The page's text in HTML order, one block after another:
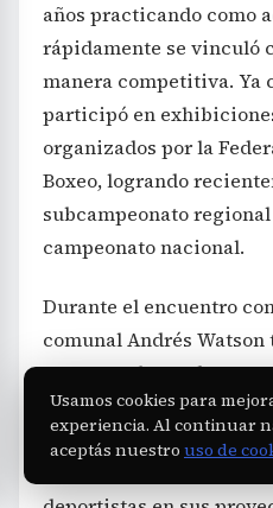
años practicando como
rápidamente se vinculó
manera competitiva. Ya
participó en
organizados por la
Boxeo, logrando
subcampeonato
campeonato nacional.
Durante el encuentro
comunal Andrés
presentes los padres,
Marco, junto a la
Deportes y Recreación,
Usamos cookies para
experiencia. Al continuar
aceptás nuestro uso de